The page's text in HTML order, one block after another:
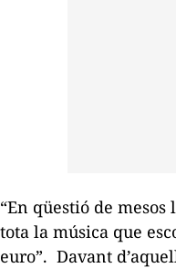
“En qüestió de
tota la música que
euro”. Davant